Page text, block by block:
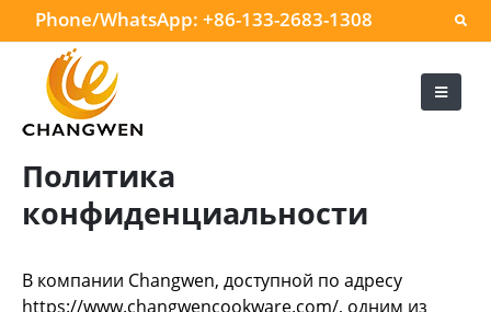
Phone/WhatsApp:+86-133-2683-1308
Политика
конфиденциальности
В компании Changwen, доступной по адресу
https://www.changwencookware.com/, одним из